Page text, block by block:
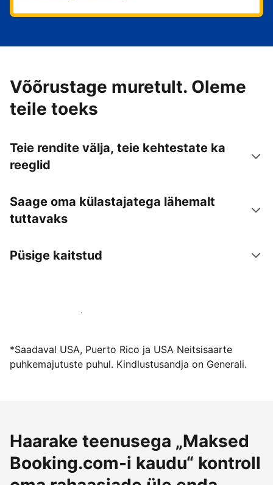
Võõrustage muretult. Oleme
teile toeks
Teie rendite välja, teie kehtestate ka
reeglid
Saage oma külastajatega lähemalt
tuttavaks
Püsige kaitstud
Võõrusta meiega juba täna
*Saadaval USA, Puerto Rico ja USA Neitsisaarte
puhkemajutuste puhul. Kindlustusandja on Generali.
Haarake teenusega „Maksed
Booking.com-i kaudu“ kontroll